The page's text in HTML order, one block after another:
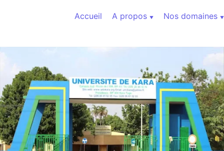
Accueil
A propos Nos domaines